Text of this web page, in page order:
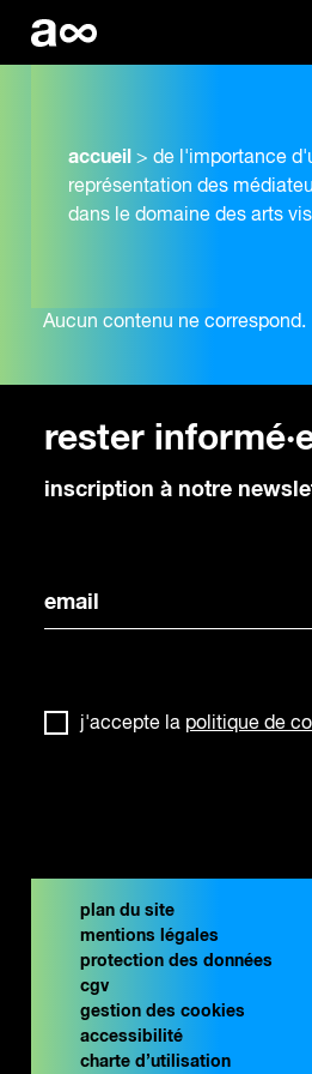
accueil > de l'importance
représentation des
dans le domaine des arts
Aucun contenu ne correspond.
rester
inscription à notre
j'accepte la politique de
plan du site
mentions légales
protection des données
cgv
gestion des cookies
accessibilité
charte d’utilisation